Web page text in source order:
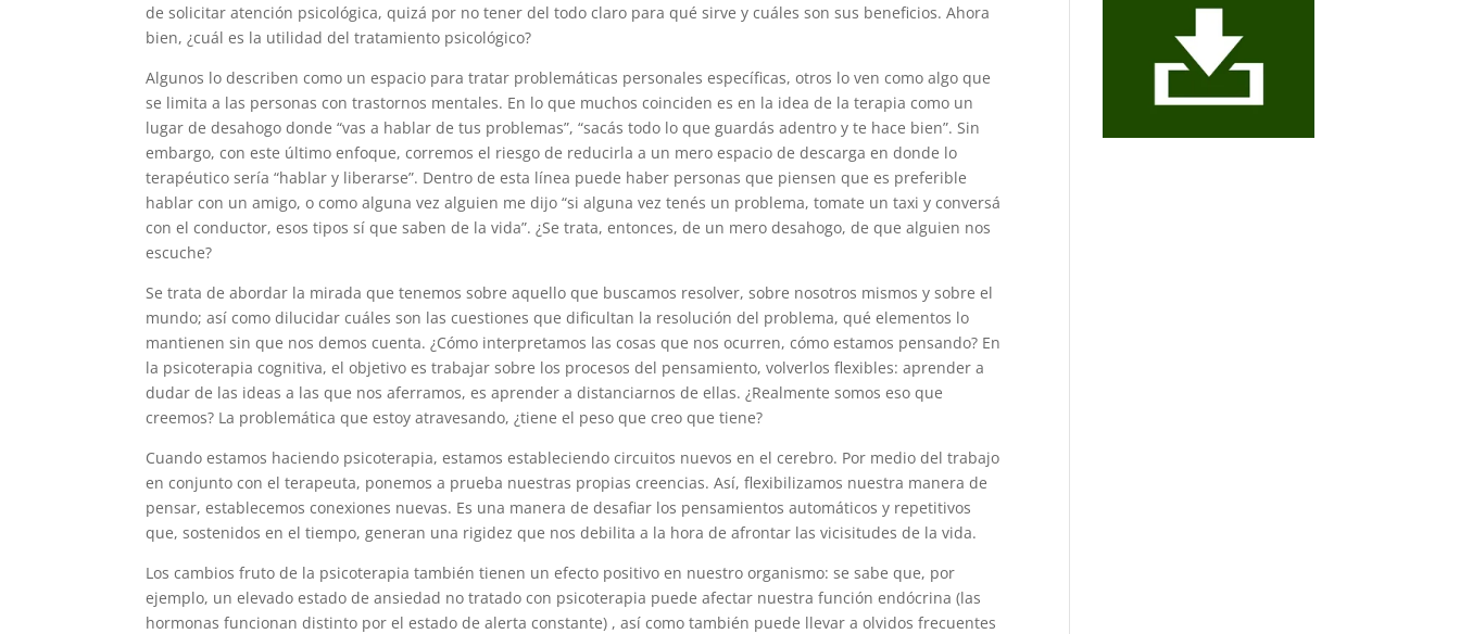
de solicitar atención psicológica, quizá por no tener del todo claro para qué sirve y cuáles son sus beneficios. Ahora
bien, ¿cuál es la utilidad del tratamiento psicológico?
Algunos lo describen como un espacio para tratar problemáticas personales específicas, otros lo ven como algo que
se limita a las personas con trastornos mentales. En lo que muchos coinciden es en la idea de la terapia como un
lugar de desahogo donde “vas a hablar de tus problemas”, “sacás todo lo que guardás adentro y te hace bien”. Sin
embargo, con este último enfoque, corremos el riesgo de reducirla a un mero espacio de descarga en donde lo
terapéutico sería “hablar y liberarse”. Dentro de esta línea puede haber personas que piensen que es preferible
hablar con un amigo, o como alguna vez alguien me dijo “si alguna vez tenés un problema, tomate un taxi y conversá
con el conductor, esos tipos sí que saben de la vida”. ¿Se trata, entonces, de un mero desahogo, de que alguien nos
escuche?
Se trata de abordar la mirada que tenemos sobre aquello que buscamos resolver, sobre nosotros mismos y sobre el
mundo; así como dilucidar cuáles son las cuestiones que dificultan la resolución del problema, qué elementos lo
mantienen sin que nos demos cuenta. ¿Cómo interpretamos las cosas que nos ocurren, cómo estamos pensando? En
la psicoterapia cognitiva, el objetivo es trabajar sobre los procesos del pensamiento, volverlos flexibles: aprender a
dudar de las ideas a las que nos aferramos, es aprender a distanciarnos de ellas. ¿Realmente somos eso que
creemos? La problemática que estoy atravesando, ¿tiene el peso que creo que tiene?
Cuando estamos haciendo psicoterapia, estamos estableciendo circuitos nuevos en el cerebro. Por medio del trabajo
en conjunto con el terapeuta, ponemos a prueba nuestras propias creencias. Así, flexibilizamos nuestra manera de
pensar, establecemos conexiones nuevas. Es una manera de desafiar los pensamientos automáticos y repetitivos
que, sostenidos en el tiempo, generan una rigidez que nos debilita a la hora de afrontar las vicisitudes de la vida.
Los cambios fruto de la psicoterapia también tienen un efecto positivo en nuestro organismo: se sabe que, por
ejemplo, un elevado estado de ansiedad no tratado con psicoterapia puede afectar nuestra función endócrina (las
hormonas funcionan distinto por el estado de alerta constante) , así como también puede llevar a olvidos frecuentes